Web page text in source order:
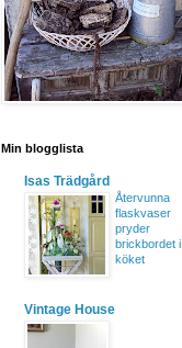
Min blogglista
Isas Trädgård
Återvunna
flaskvaser
pryder
brickbordet i
köket
Vintage House